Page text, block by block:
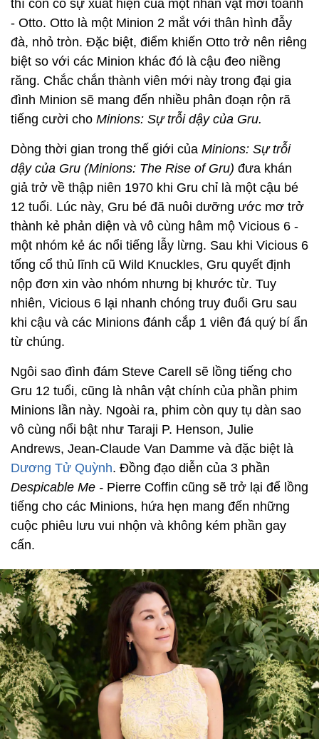
thì còn có sự xuất hiện của một nhân vật mới toanh
- Otto. Otto là một Minion 2 mắt với thân hình đẫy
đà, nhỏ tròn. Đặc biệt, điểm khiến Otto trở nên riêng
biệt so với các Minion khác đó là cậu đeo niềng
răng. Chắc chắn thành viên mới này trong đại gia
đình Minion sẽ mang đến nhiều phân đoạn rộn rã
tiếng cười cho Minions: Sự trỗi dậy của Gru.
Dòng thời gian trong thế giới của Minions: Sự trỗi
dậy của Gru (Minions: The Rise of Gru) đưa khán
giả trở về thập niên 1970 khi Gru chỉ là một cậu bé
12 tuổi. Lúc này, Gru bé đã nuôi dưỡng ước mơ trở
thành kẻ phản diện và vô cùng hâm mộ Vicious 6 -
một nhóm kẻ ác nổi tiếng lẫy lừng. Sau khi Vicious 6
tống cổ thủ lĩnh cũ Wild Knuckles, Gru quyết định
nộp đơn xin vào nhóm nhưng bị khước từ. Tuy
nhiên, Vicious 6 lại nhanh chóng truy đuổi Gru sau
khi cậu và các Minions đánh cắp 1 viên đá quý bí ẩn
từ chúng.
Ngôi sao đình đám Steve Carell sẽ lồng tiếng cho
Gru 12 tuổi, cũng là nhân vật chính của phần phim
Minions lần này. Ngoài ra, phim còn quy tụ dàn sao
vô cùng nổi bật như Taraji P. Henson, Julie
Andrews, Jean-Claude Van Damme và đặc biệt là
Dương Tử Quỳnh. Đồng đạo diễn của 3 phần
Despicable Me - Pierre Coffin cũng sẽ trở lại để lồng
tiếng cho các Minions, hứa hẹn mang đến những
cuộc phiêu lưu vui nhộn và không kém phần gay
cấn.